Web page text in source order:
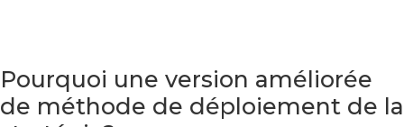
Pourquoi une version améliorée
de méthode de déploiement de la